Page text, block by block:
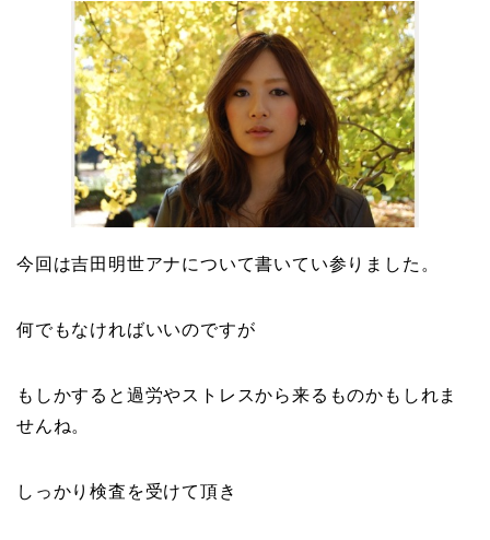
今回は吉田明世アナについて書いてい参りました。
何でもなければいいのですが
もしかすると過労やストレスから来るものかもしれま
せんね。
しっかり検査を受けて頂き